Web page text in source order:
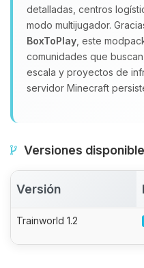
detalladas, centros
modo multijugador.
BoxToPlay , este
comunidades que
escala y proyectos de
servidor Minecraft
Versiones
Versión
Trainworld 1.2